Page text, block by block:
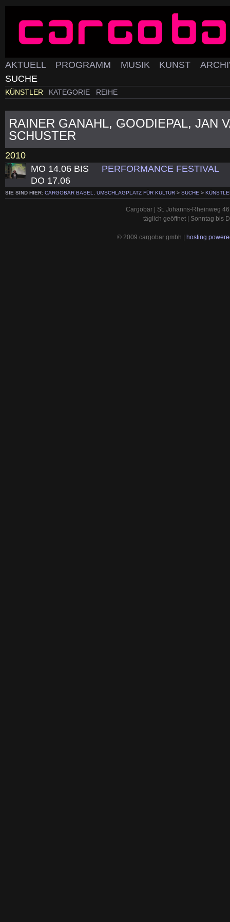
AKTUELL PROGRAMM MUSIK KUNST
SUCHE
KÜNSTLER KATEGORIE REIHE
RAINER GANAHL, GOODIEPAL, JAN
SCHUSTER
2010
MO 14.06 BIS
DO 17.06
PERFORMANCE FESTIVAL
SIE SIND HIER: CARGOBAR BASEL, UMSCHLAGPLATZ FÜR KULTUR > SUCHE >
Cargobar | St. Johanns-Rheinweg
täglich geöffnet | Sonntag bis
© 2009 cargobar gmbh | hosting